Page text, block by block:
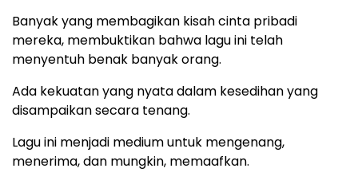
Banyak yang membagikan kisah cinta pribadi
mereka, membuktikan bahwa lagu ini telah
menyentuh benak banyak orang.
Ada kekuatan yang nyata dalam kesedihan yang
disampaikan secara tenang.
Lagu ini menjadi medium untuk mengenang,
menerima, dan mungkin, memaafkan.